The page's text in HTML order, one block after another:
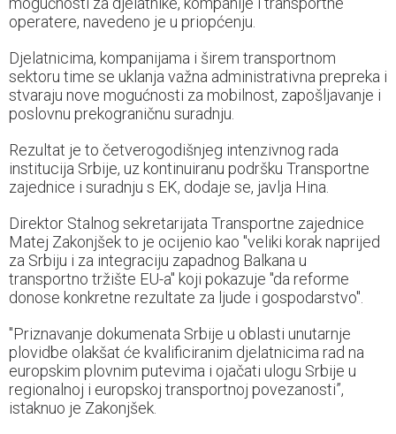
operatere, navedeno je u priopćenju.
Djelatnicima, kompanijama i širem transportnom
sektoru time se uklanja važna administrativna prepreka i
stvaraju nove mogućnosti za mobilnost, zapošljavanje i
poslovnu prekograničnu suradnju.
Rezultat je to četverogodišnjeg intenzivnog rada
institucija Srbije, uz kontinuiranu podršku Transportne
zajednice i suradnju s EK, dodaje se, javlja Hina.
Direktor Stalnog sekretarijata Transportne zajednice
Matej Zakonjšek to je ocijenio kao "veliki korak naprijed
za Srbiju i za integraciju zapadnog Balkana u
transportno tržište EU-a" koji pokazuje "da reforme
donose konkretne rezultate za ljude i gospodarstvo".
"Priznavanje dokumenata Srbije u oblasti unutarnje
plovidbe olakšat će kvalificiranim djelatnicima rad na
europskim plovnim putevima i ojačati ulogu Srbije u
regionalnoj i europskoj transportnoj povezanosti”,
istaknuo je Zakonjšek.